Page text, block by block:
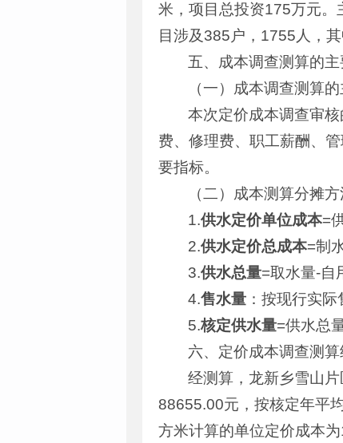
米，项目总投资175万元
目涉及385户，1755人，其
五、成本调查测算的
（一）成本调查测算
本次定价成本调查审核
费、修理费、职工薪酬、管
要指标。
（二）成本测算分摊
1.供水定价单位成本=
2.供水定价总成本=制
3.供水总量=取水量-自
4.售水量 ：按现行实
5.核定供水量=供水总
六、定价成本调查测算
经测算，龙新乡雪山
88655.00元，按核定年平
方米计算的单位定价成本